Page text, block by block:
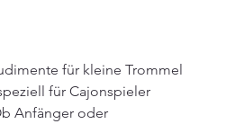
für kleine Trommel
für Cajonspieler
Anfänger oder